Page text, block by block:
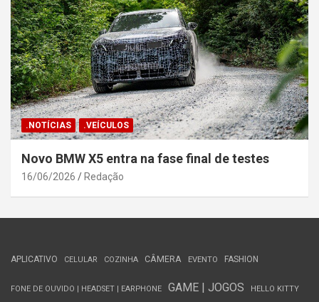
.NOTÍCIAS .VEÍCULOS
Novo BMW X5 entra na fase final de testes
16/06/2026 Redação
APLICATIVO CELULAR COZINHA CÂMERA EVENTO FASHION
FONE DE OUVIDO | HEADSET | EARPHONE GAME | JOGOS HELLO KITTY